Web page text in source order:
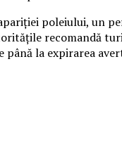
poleiului, un
recomandă
la expirarea